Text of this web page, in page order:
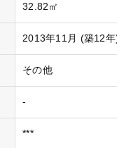
32.82㎡
2013年11月 (築12
その他
-
***